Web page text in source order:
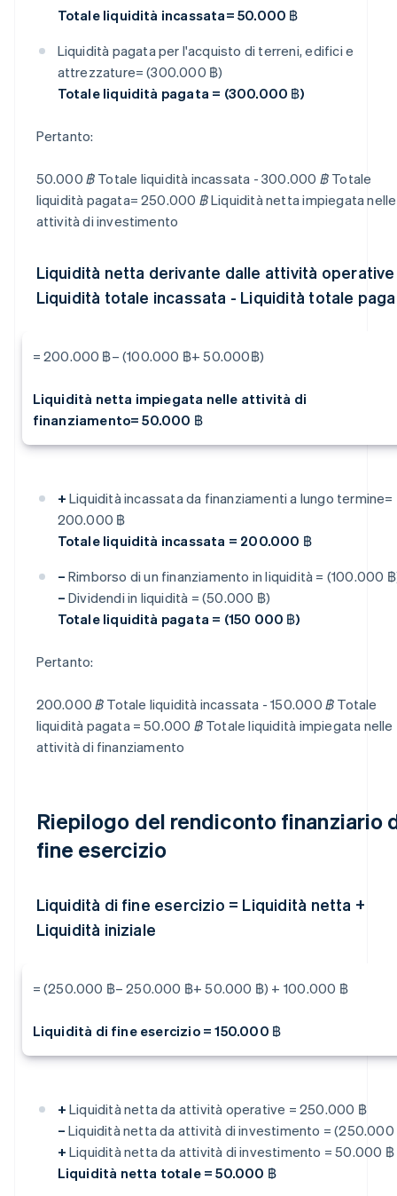
Totale liquidità incassata= 50.000 ฿
Liquidità pagata per l'acquisto di terreni, edifici e
attrezzature= (300.000 ฿)
Totale liquidità pagata = (300.000 ฿)
Pertanto:
50.000 ฿ Totale liquidità incassata - 300.000 ฿ Totale
liquidità pagata= 250.000 ฿ Liquidità netta impiegata nelle
attività di investimento
Liquidità netta derivante dalle attività
Liquidità totale incassata - Liquidità totale
= 200.000 ฿– (100.000 ฿+ 50.000฿)
Liquidità netta impiegata nelle attività di
finanziamento= 50.000 ฿
+ Liquidità incassata da finanziamenti a lungo termine=
200.000 ฿
Totale liquidità incassata = 200.000 ฿
– Rimborso di un finanziamento in liquidità = (100.000
– Dividendi in liquidità = (50.000 ฿)
Totale liquidità pagata = (150 000 ฿)
Pertanto:
200.000 ฿ Totale liquidità incassata - 150.000 ฿ Totale
liquidità pagata = 50.000 ฿ Totale liquidità impiegata nelle
attività di finanziamento
Riepilogo del rendiconto finanziario
fine esercizio
Liquidità di fine esercizio = Liquidità netta +
Liquidità iniziale
= (250.000 ฿– 250.000 ฿+ 50.000 ฿) + 100.000 ฿
Liquidità di fine esercizio = 150.000 ฿
+ Liquidità netta da attività operative = 250.000 ฿
– Liquidità netta da attività di investimento = (250.000
+ Liquidità netta da attività di investimento = 50.000 ฿
Liquidità netta totale = 50.000 ฿